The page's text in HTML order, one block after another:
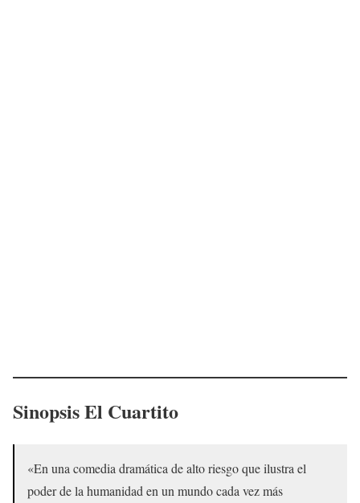
SinopsisEl Cuartito
«En una comedia dramática de alto riesgo que ilustra el
poder de la humanidad en un mundo cada vez más